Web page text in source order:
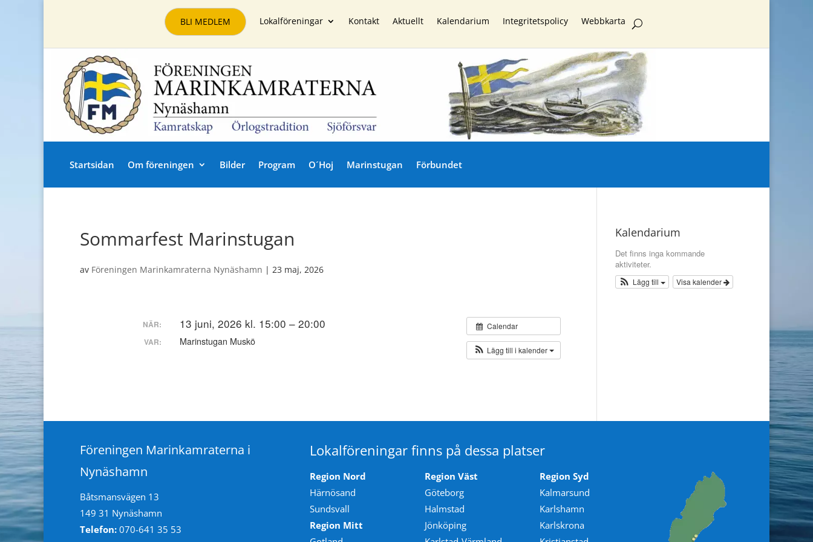
BLI MEDLEM Lokalföreningar Kontakt Aktuellt Kalendarium Integritetspolicy Webbkarta
Startsidan Om föreningen Bilder Program O´Hoj Marinstugan Förbundet
Sommarfest Marinstugan
av Föreningen Marinkamraterna Nynäshamn | 23 maj, 2026
Calendar
Lägg till i kalender
NÄR: 13 juni, 2026 kl. 15:00 – 20:00
VAR: Marinstugan Muskö
Kalendarium
Det finns inga kommande
aktiviteter.
Visa kalender
Lägg till
Föreningen Marinkamraterna i
Nynäshamn
Båtsmansvägen 13
149 31 Nynäshamn
Telefon: 070-641 35 53
Lokalföreningar finns på dessa platser
Region Nord
Härnösand
Sundsvall
Region Mitt
Region Väst
Göteborg
Halmstad
Jönköping
Region Syd
Kalmarsund
Karlshamn
Karlskrona